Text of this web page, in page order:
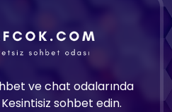
ve chat odalarında
sohbet edin.